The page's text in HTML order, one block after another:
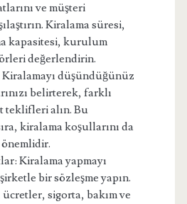
ve müşteri
Kiralama süresi,
kapasitesi, kurulum
değerlendirin.
düşündüğünüz
belirterek, farklı
teklifleri alın. Bu
kiralama koşullarını da
Kiralama yapmayı
bir sözleşme yapın.
sigorta, bakım ve